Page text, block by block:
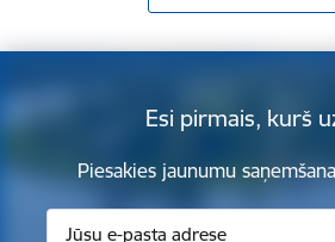
Esi pirmais, kurš
Piesakies jaunumu